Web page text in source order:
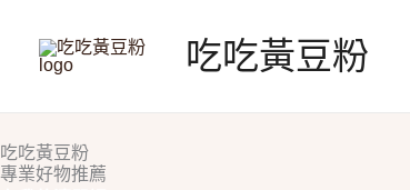
容
吃吃黃豆粉
吃吃黃豆粉
專業好物推薦